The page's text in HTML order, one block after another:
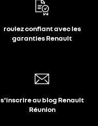
roulez confiant avec les
garanties Renault
s'inscrire au blog Renault
Réunion